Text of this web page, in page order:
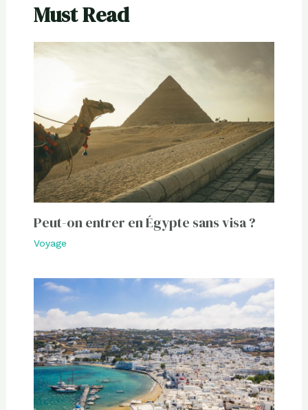
Must Read
Peut-on entrer en Égypte sans visa ?
Voyage